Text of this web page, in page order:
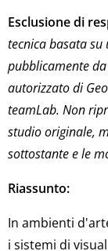
Esclusione di
tecnica basata
pubblicamente da
autorizzato di
teamLab. Non
studio originale,
sottostante e le
Riassunto:
In ambienti
i sistemi di